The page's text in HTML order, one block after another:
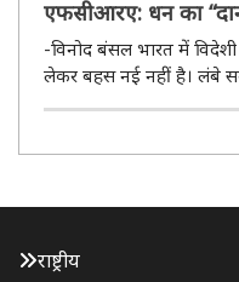
एफसीआरए: धन का
-विनोद बंसल भारत में विदेशी धन के प्रवेश और उसके उपयोग को
लेकर बहस नई नहीं है। लंबे
अनेक संगठन देश में शिक्षा,
राष्ट्रीय